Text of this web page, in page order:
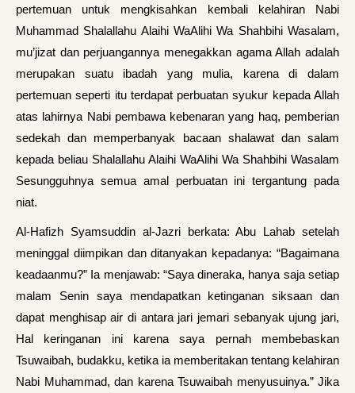
pertemuan untuk mengkisahkan kembali kelahiran Nabi
Muhammad Shalallahu Alaihi WaAlihi Wa Shahbihi Wasalam,
mu’jizat dan perjuangannya menegakkan agama Allah adalah
merupakan suatu ibadah yang mulia, karena di dalam
pertemuan seperti itu terdapat perbuatan syukur kepada Allah
atas lahirnya Nabi pembawa kebenaran yang haq, pemberian
sedekah dan memperbanyak bacaan shalawat dan salam
kepada beliau Shalallahu Alaihi WaAlihi Wa Shahbihi Wasalam
Sesungguhnya semua amal perbuatan ini tergantung pada
niat.
Al-Hafizh Syamsuddin al-Jazri berkata: Abu Lahab setelah
meninggal diimpikan dan ditanyakan kepadanya: “Bagaimana
keadaanmu?” Ia menjawab: “Saya dineraka, hanya saja setiap
malam Senin saya mendapatkan ketinganan siksaan dan
dapat menghisap air di antara jari jemari sebanyak ujung jari,
Hal keringanan ini karena saya pernah membebaskan
Tsuwaibah, budakku, ketika ia memberitakan tentang kelahiran
Nabi Muhammad, dan karena Tsuwaibah menyusuinya.” Jika